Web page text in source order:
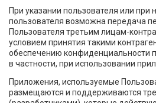
При указании пользователя или при
пользователя возможна передача
Пользователя третьим лицам-
условием принятия такими
обеспечению конфиденциальности
в частности, при использовании
Приложения, используемые
размещаются и поддерживаются